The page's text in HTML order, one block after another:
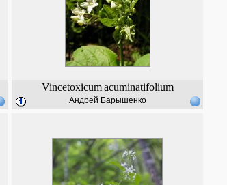
Vincetoxicum acuminatifolium
Андрей Барышенко